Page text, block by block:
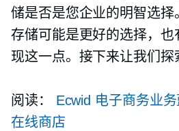
储是否是您企业的明智选
存储可能是更好的选择，也
现这一点。接下来让我们探
阅读： Ecwid 电子商务业
在线商店